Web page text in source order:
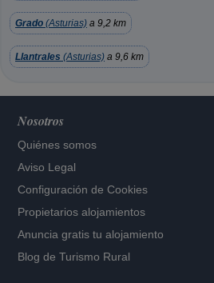
Grado (Asturias) a 9,2 km
Llantrales (Asturias) a 9,6 km
Nosotros
Quiénes somos
Aviso Legal
Configuración de Cookies
Propietarios alojamientos
Anuncia gratis tu alojamiento
Blog de Turismo Rural